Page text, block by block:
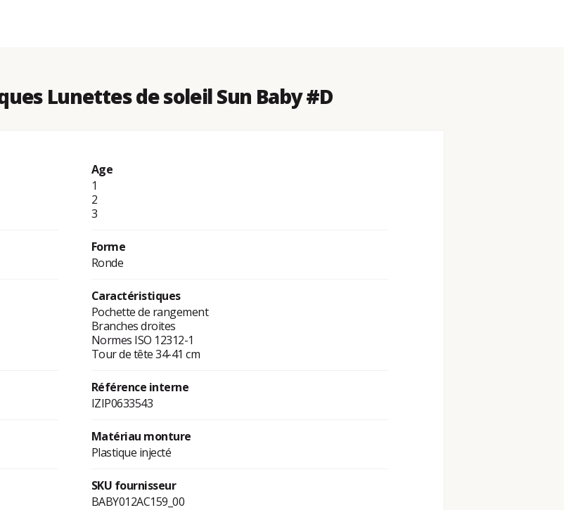
Lunettes de soleil Sun Baby #D
Age
1
2
3
Forme
Ronde
Caractéristiques
Pochette de rangement
Branches droites
Normes ISO 12312-1
Tour de tête 34-41 cm
Référence interne
IZIP0633543
Matériau monture
Plastique injecté
SKU fournisseur
BABY012AC159_00